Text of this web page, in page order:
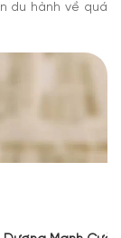
du hành về quá